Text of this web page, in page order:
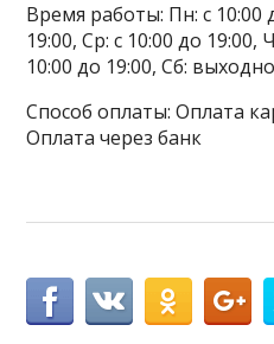
Время работы: Пн: с 10:00
19:00, Ср: с 10:00 до 19:00,
10:00 до 19:00, Сб:
Способ оплаты: Оплата
Оплата через банк